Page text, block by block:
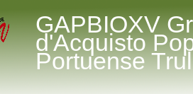
GAPBIOXV
d'Acquisto
Portuense